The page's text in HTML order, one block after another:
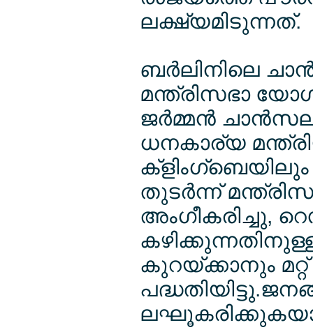
ലക്ഷ്യമിടുന്നത്.
ബര്‍ലിനിലെ
മന്ത്രിസഭാ
ജര്‍മ്മന്‍
ധനകാര്യ
ക്ളിംഗ്ബെയിലും
തുടര്‍ന്ന്
അംഗീകരിച്ചു,
കുറയ്ക്കാനും മറ്റ്